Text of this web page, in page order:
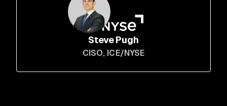
Steve Pugh
CISO, ICE/NYSE